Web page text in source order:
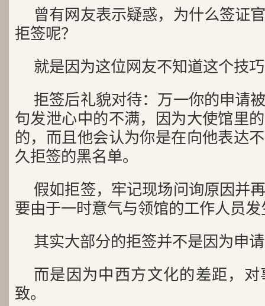
曾有网友表示疑惑，为什么签证
拒签呢？
就是因为这位网友不知道这个技
拒签后礼貌对待： 万一你的申请
句发泄心中的不满，因为大使馆里
的，而且他会认为你是在向他表达
久拒签的黑名单。
假如拒签，牢记现场问询原因并
要由于一时意气与领馆的工作人员
其实大部分的拒签并不是因为申
而是因为中西方文化的差距，
致。